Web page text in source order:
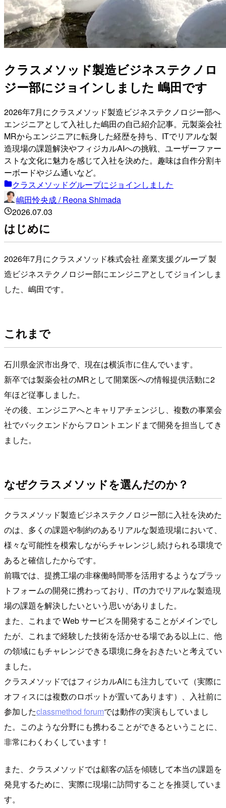
クラスメソッド製造ビジネステクノロ
ジー部にジョインしました 嶋田です
2026年7月にクラスメソッド製造ビジネステクノロジー部へ
エンジニアとして入社した嶋田の自己紹介記事。元製薬会社
MRからエンジニアに転身した経歴を持ち、ITでリアルな製
造現場の課題解決やフィジカルAIへの挑戦、ユーザーファー
ストな文化に魅力を感じて入社を決めた。趣味は自作分割キ
ーボードやジム通いなど。
クラスメソッドグループにジョインしました
嶋田怜央成 / Reona Shimada
2026.07.03
はじめに
2026年7月にクラスメソッド株式会社 産業支援グループ 製
造ビジネステクノロジー部にエンジニアとしてジョインしま
した、嶋田です。
これまで
石川県金沢市出身で、現在は横浜市に住んでいます。
新卒では製薬会社のMRとして開業医への情報提供活動に2
年ほど従事しました。
その後、エンジニアへとキャリアチェンジし、複数の事業会
社でバックエンドからフロントエンドまで開発を担当してき
ました。
なぜクラスメソッドを選んだのか？
クラスメソッド製造ビジネステクノロジー部に入社を決めた
のは、多くの課題や制約のあるリアルな製造現場において、
様々な可能性を模索しながらチャレンジし続けられる環境で
あると確信したからです。
前職では、提携工場の非稼働時間帯を活用するようなプラッ
トフォームの開発に携わっており、ITの力でリアルな製造現
場の課題を解決したいという思いがありました。
また、これまで Web サービスを開発することがメインでし
たが、これまで経験した技術を活かせる場である以上に、他
の領域にもチャレンジできる環境に身をおきたいと考えてい
ました。
クラスメソッドではフィジカルAIにも注力していて（実際に
オフィスには複数のロボットが置いてあります）、入社前に
参加したclassmethod forumでは動作の実演もしていまし
た。このような分野にも携わることができるということに、
非常にわくわくしています！
また、クラスメソッドでは顧客の話を傾聴して本当の課題を
発見するために、実際に現場に訪問することを推奨していま
す。